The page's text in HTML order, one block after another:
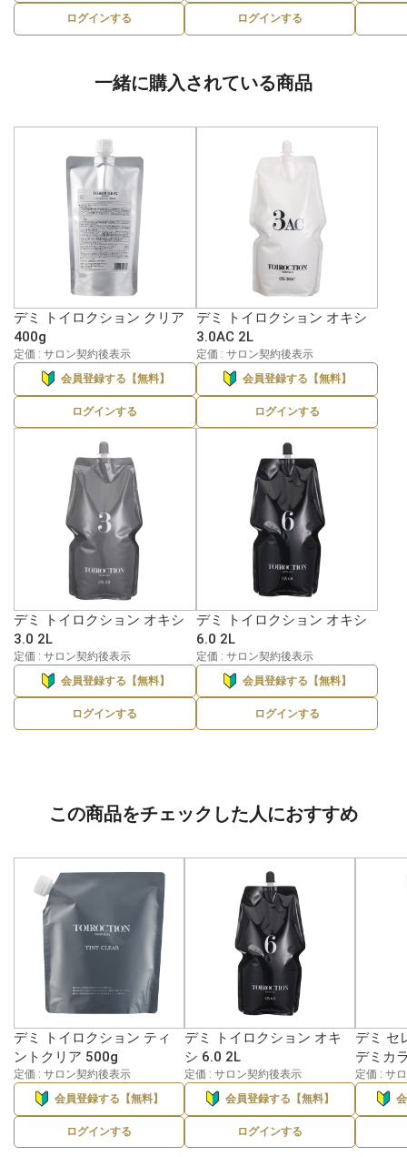
ログインする ログインする
一緒に購入されている商品
デミ トイロクション クリア
400g
定価 : サロン契約後表示
会員登録する【無料】
ログインする
デミ トイロクション オキシ
3.0AC 2L
定価 : サロン契約後表示
会員登録する【無料】
ログインする
デミ トイロクション オキシ
3.0 2L
定価 : サロン契約後表示
会員登録する【無料】
ログインする
デミ トイロクション オキシ
6.0 2L
定価 : サロン契約後表示
会員登録する【無料】
ログインする
この商品をチェックした人におすすめ
デミ トイロクション ティ
ントクリア 500g
定価 : サロン契約後表示
会員登録する【無料】
ログインする
デミ トイロクション オキ
シ 6.0 2L
定価 : サロン契約後表示
会員登録する【無料】
ログインする
デミ セ
デミカ
定価 : サ